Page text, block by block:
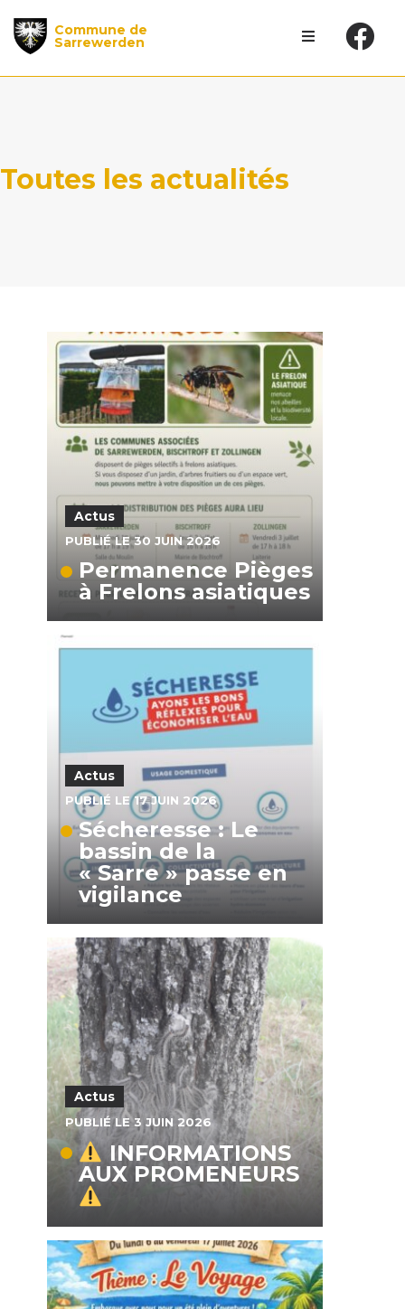
Commune de
Sarrewerden
Toutes les actualités
Actus
PUBLIÉ LE 30 JUIN 2026
Permanence Pièges
à Frelons asiatiques
Actus
PUBLIÉ LE 17 JUIN 2026
Sécheresse : Le
bassin de la
« Sarre » passe en
vigilance
Actus
PUBLIÉ LE 3 JUIN 2026
INFORMATIONS
AUX PROMENEURS